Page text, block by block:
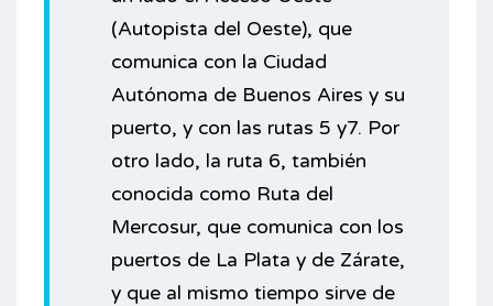
(Autopista del Oeste), que
comunica con la Ciudad
Autónoma de Buenos Aires y su
puerto, y con las rutas 5 y7. Por
otro lado, la ruta 6, también
conocida como Ruta del
Mercosur, que comunica con los
puertos de La Plata y de Zárate,
y que al mismo tiempo sirve de